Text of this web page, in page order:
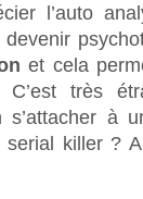
l’auto
et cela
très
s’attacher à
serial killer ?